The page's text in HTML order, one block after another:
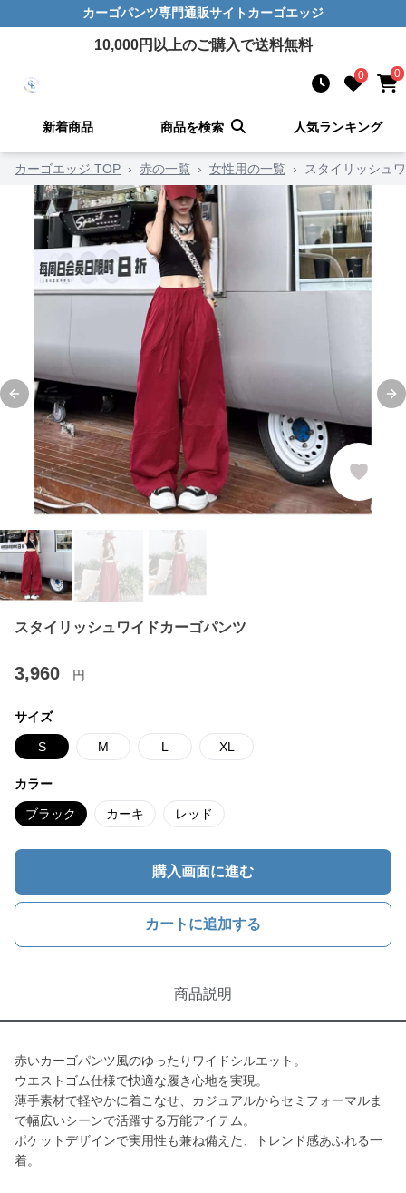
カーゴパンツ専門通販サイト カーゴエッジ
10,000円以上のご購入で送料無料
0 0
新着商品 商品を検索 人気ランキング
カーゴエッジ TOP › 赤の一覧 › 女性用の一覧 › スタイリッシュ
Previous slide
スタイリッシュワイドカーゴパンツ
3,960 円
サイズ
S M L XL
カラー
ブラック カーキ レッド
購入画面に進む
カートに追加する
商品説明
赤いカーゴパンツ風のゆったりワイドシルエット。
ウエストゴム仕様で快適な履き心地を実現。
薄手素材で軽やかに着こなせ、カジュアルからセミフォーマルま
で幅広いシーンで活躍する万能アイテム。
ポケットデザインで実用性も兼ね備えた、トレンド感あふれる一
着。